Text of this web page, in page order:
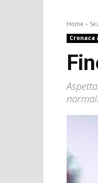
Home
Cronaca